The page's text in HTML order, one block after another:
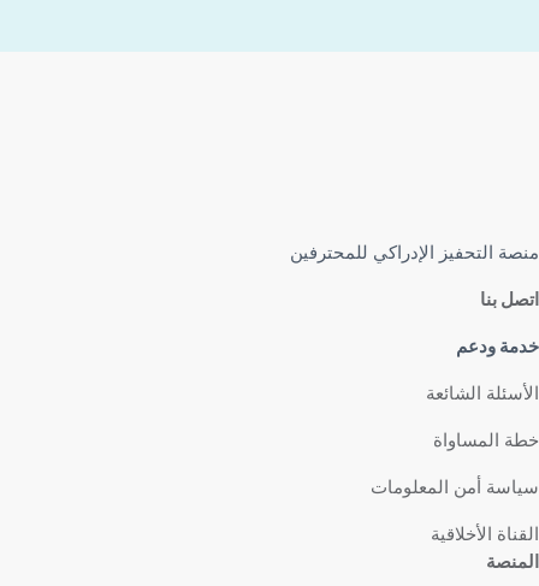
منصة التحفيز الإدراكي للمحترفين
اتصل بنا
خدمة ودعم
الأسئلة الشائعة
خطة المساواة
سياسة أمن المعلومات
القناة الأخلاقية
المنصة